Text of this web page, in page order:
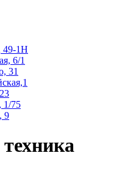
49-1Н
6/1
31
1/75
9